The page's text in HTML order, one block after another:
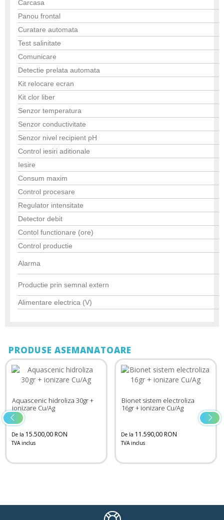
Carcasa
Panou frontal
Curatare automata
Test salinitate
Comunicare
Detectie prelata automata
Kit relocare ecran
Kit clor liber
Senzor temperatura
Senzor conductivitate
Senzor nivel recipient pH
Control iesiri aditionale
Iesire
Consum maxim
Control procesare
Regulator intensitate
Detector debit
Contol functionare (ore)
Control productie
Alarma
Productie prin semnal extern
Alimentare electrica (V)
PRODUSE ASEMANATOARE
Aquascenic hidroliza 30gr +
ionizare Cu/Ag
De la 15.500,00 RON
TVA inclus
Bionet sistem electroliza
16gr + ionizare Cu/Ag
De la 11.590,00 RON
TVA inclus